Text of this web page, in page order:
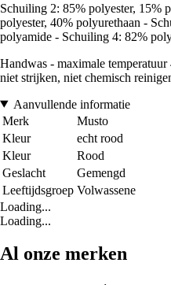
Schuiling 2: 85% polyester, 15%
polyester, 40% polyurethaan -
polyamide - Schuiling 4: 82%
Handwas - maximale
niet strijken, niet chemisch
Aanvullende informatie
Merk
Musto
Kleur
echt rood
Kleur
Rood
Geslacht
Gemengd
Leeftijdsgroep Volwassene
Loading...
Loading...
Al onze merken